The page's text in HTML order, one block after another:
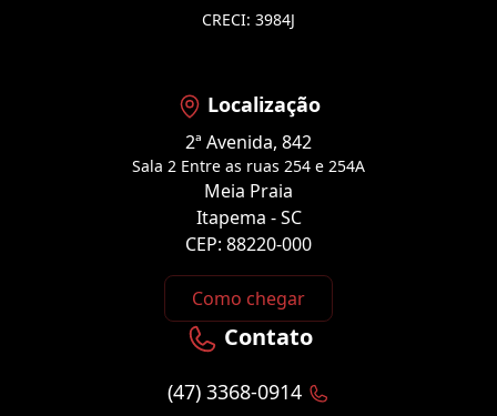
CRECI: 3984J
Localização
2ª Avenida, 842
Sala 2 Entre as ruas 254 e 254A
Meia Praia
Itapema - SC
CEP: 88220-000
Como chegar
Contato
(47) 3368-0914